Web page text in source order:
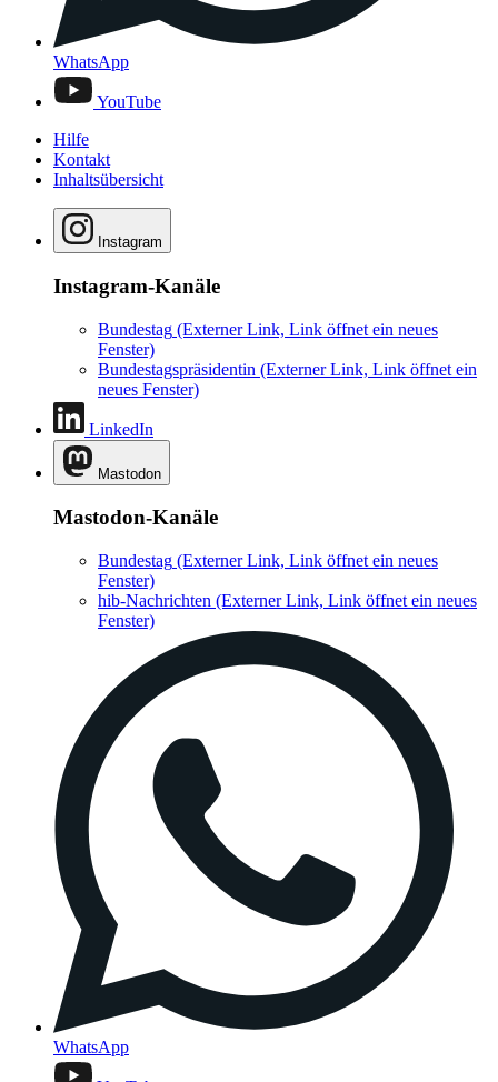
WhatsApp
YouTube
Hilfe
Kontakt
Inhaltsübersicht
Instagram
Instagram-Kanäle
Bundestag (Externer Link, Link öffnet ein neues
Fenster)
Bundestagspräsidentin (Externer Link, Link öffnet ein
neues Fenster)
LinkedIn
Mastodon
Mastodon-Kanäle
Bundestag (Externer Link, Link öffnet ein neues
Fenster)
hib-Nachrichten (Externer Link, Link öffnet ein neues
Fenster)
WhatsApp